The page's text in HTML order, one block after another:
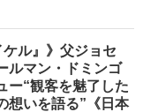
ケル』》父ジョセ
ルマン・ドミンゴ
ー“観客を魅了した
想いを語る”《日本